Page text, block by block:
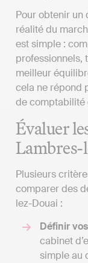
Pour obtenir un
réalité du
est simple :
professionnels,
meilleur
cela ne répond
de comptabilité
Évaluer
Lambres-
Plusieurs
comparer des
lez-Douai :
Définir
cabinet
simple au